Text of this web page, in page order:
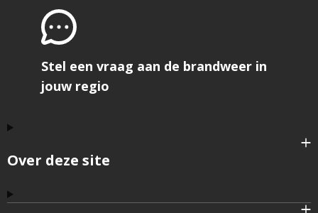
Over deze site
Stel een vraag aan de brandweer in
jouw regio